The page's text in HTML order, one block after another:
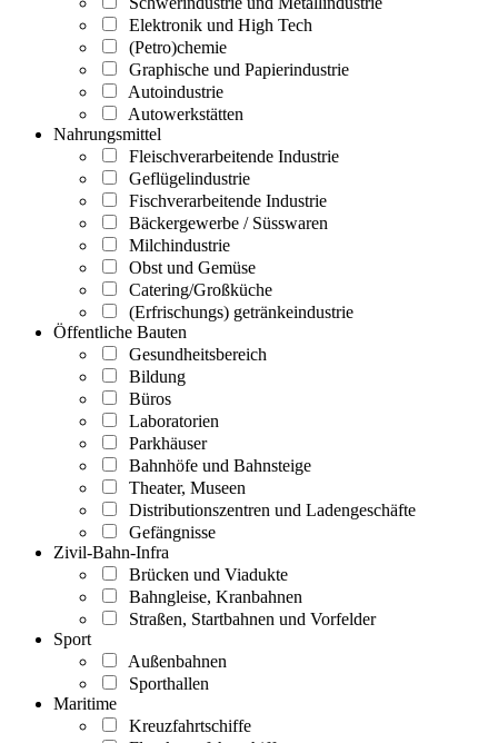
Elektronik und High Tech
(Petro)chemie
Graphische und Papierindustrie
Autoindustrie
Autowerkstätten
Nahrungsmittel
Fleischverarbeitende Industrie
Geflügelindustrie
Fischverarbeitende Industrie
Bäckergewerbe / Süsswaren
Milchindustrie
Obst und Gemüse
Catering/Großküche
(Erfrischungs) getränkeindustrie
Öffentliche Bauten
Gesundheitsbereich
Bildung
Büros
Laboratorien
Parkhäuser
Bahnhöfe und Bahnsteige
Theater, Museen
Distributionszentren und Ladengeschäfte
Gefängnisse
Zivil-Bahn-Infra
Brücken und Viadukte
Bahngleise, Kranbahnen
Straßen, Startbahnen und Vorfelder
Sport
Außenbahnen
Sporthallen
Maritime
Kreuzfahrtschiffe